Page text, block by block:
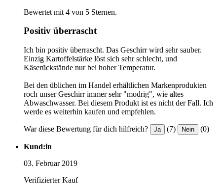
Bewertet mit 4 von 5 Sternen.
Positiv überrascht
Ich bin positiv überrascht. Das Geschirr wird sehr sauber.
Einzig Kartoffelstärke löst sich sehr schlecht, und
Käserückstände nur bei hoher Temperatur.
Bei den üblichen im Handel erhältlichen Markenprodukten
roch unser Geschirr immer sehr "modrig", wie altes
Abwaschwasser. Bei diesem Produkt ist es nicht der Fall. Ich
werde es weiterhin kaufen und empfehlen.
War diese Bewertung für dich hilfreich? Ja (7) Nein (0)
Kund:in
03. Februar 2019
Verifizierter Kauf